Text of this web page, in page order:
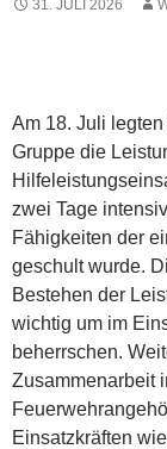
31. JULI 2026
Am 18. Juli
Gruppe die
zwei Tage
Fähigkeiten der
geschult wurde.
Bestehen der
wichtig um im
beherrschen.
Zusammenarbeit
Einsatzkräften